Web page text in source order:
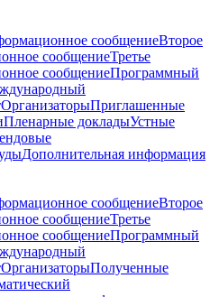
сообщениеВторое
сообщениеТретье
сообщениеПрограммный
ОрганизаторыПриглашенные
Пленарные докладыУстные
Дополнительная информация
сообщениеВторое
сообщениеТретье
сообщениеПрограммный
ОрганизаторыПолученные